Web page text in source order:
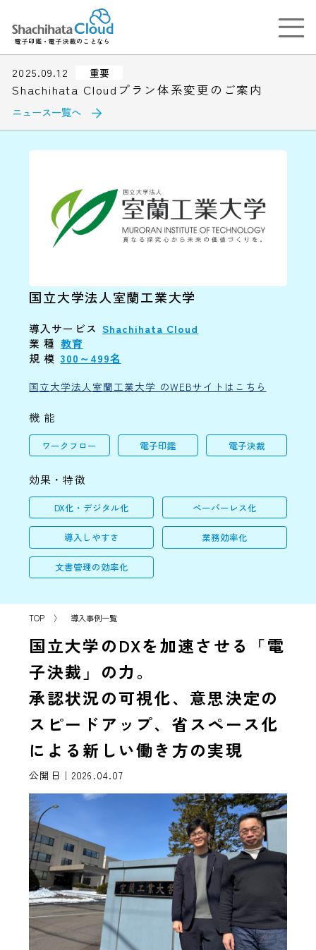
電子印鑑・電子決裁のことなら
2025.09.12 重要
Shachihata Cloudプラン体系変更のご案内
ニュース一覧へ
国立大学法人室蘭工業大学
導入サービス Shachihata Cloud
業 種 教育
規 模 300～499名
国立大学法人室蘭工業大学 のWEBサイトはこちら
機 能
ワークフロー 電子印鑑 電子決裁
効果・特徴
DX化・デジタル化 ペーパーレス化
導入しやすさ 業務効率化
文書管理の効率化
TOP 〉 導入事例一覧
国立大学のDXを加速させる「電
子決裁」の力。
承認状況の可視化、意思決定の
スピードアップ、省スペース化
による新しい働き方の実現
公開日｜2026.04.07